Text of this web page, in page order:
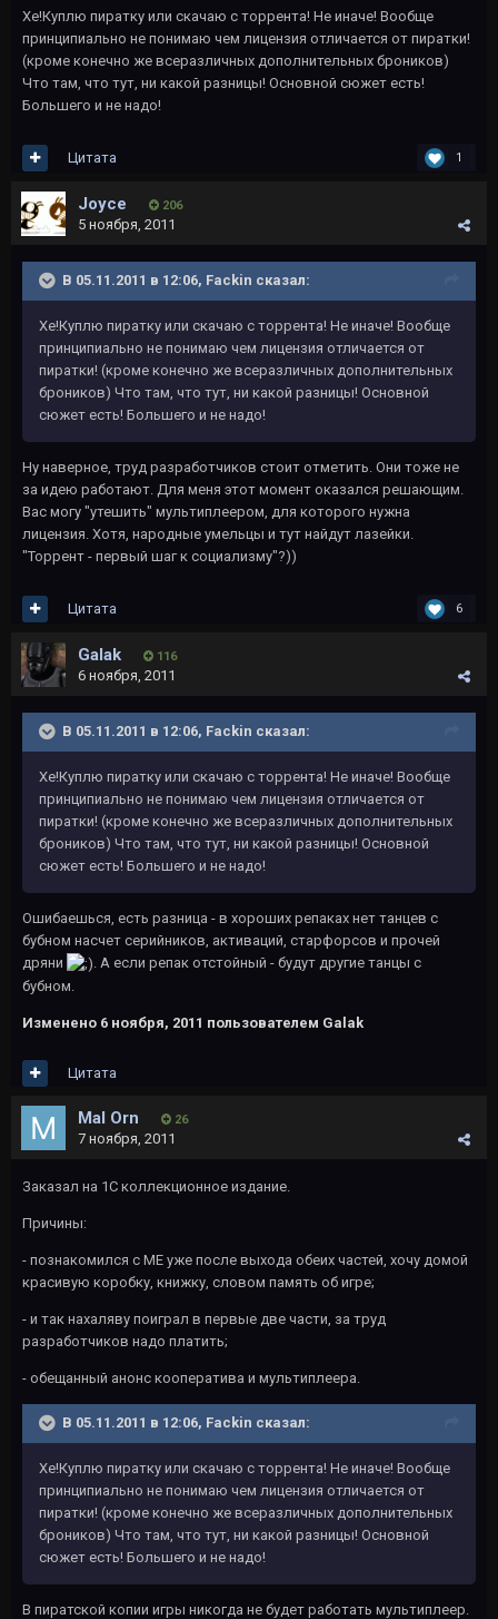
Хе!Куплю пиратку или скачаю с торрента! Не иначе! Вообще
принципиально не понимаю чем лицензия отличается от пиратки!
(кроме конечно же всеразличных дополнительных броников)
Что там, что тут, ни какой разницы! Основной сюжет есть!
Большего и не надо!
1
Цитата
Joyce 206
5 ноября, 2011
В 05.11.2011 в 12:06, Fackin сказал:
Хе!Куплю пиратку или скачаю с торрента! Не иначе! Вообще
принципиально не понимаю чем лицензия отличается от
пиратки! (кроме конечно же всеразличных дополнительных
броников) Что там, что тут, ни какой разницы! Основной
сюжет есть! Большего и не надо!
Ну наверное, труд разработчиков стоит отметить. Они тоже не
за идею работают. Для меня этот момент оказался решающим.
Вас могу "утешить" мультиплеером, для которого нужна
лицензия. Хотя, народные умельцы и тут найдут лазейки.
"Торрент - первый шаг к социализму"?))
6
Цитата
Galak 116
6 ноября, 2011
В 05.11.2011 в 12:06, Fackin сказал:
Хе!Куплю пиратку или скачаю с торрента! Не иначе! Вообще
принципиально не понимаю чем лицензия отличается от
пиратки! (кроме конечно же всеразличных дополнительных
броников) Что там, что тут, ни какой разницы! Основной
сюжет есть! Большего и не надо!
Ошибаешься, есть разница - в хороших репаках нет танцев с
бубном насчет серийников, активаций, старфорсов и прочей
дряни
. А если репак отстойный - будут другие танцы с
бубном.
Изменено 6 ноября, 2011 пользователем Galak
Цитата
Mal Orn 26
7 ноября, 2011
Заказал на 1С коллекционное издание.
Причины:
- познакомился с ME уже после выхода обеих частей, хочу домой
красивую коробку, книжку, словом память об игре;
- и так нахаляву поиграл в первые две части, за труд
разработчиков надо платить;
- обещанный анонс кооператива и мультиплеера.
В 05.11.2011 в 12:06, Fackin сказал:
Хе!Куплю пиратку или скачаю с торрента! Не иначе! Вообще
принципиально не понимаю чем лицензия отличается от
пиратки! (кроме конечно же всеразличных дополнительных
броников) Что там, что тут, ни какой разницы! Основной
сюжет есть! Большего и не надо!
В пиратской копии игры никогда не будет работать мультиплеер.